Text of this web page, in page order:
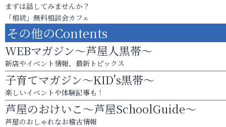
まずは話してみませんか？
「相続」無料相談会カフェ
その他のContents
WEBマガジン～芦屋人黒帯～
新店やイベント情報、最新トピックス
子育てマガジン～KID's黒帯～
楽しいイベントや体験記事も！
芦屋のおけいこ～芦屋SchoolGuide～
芦屋のおしゃれなお稽古情報